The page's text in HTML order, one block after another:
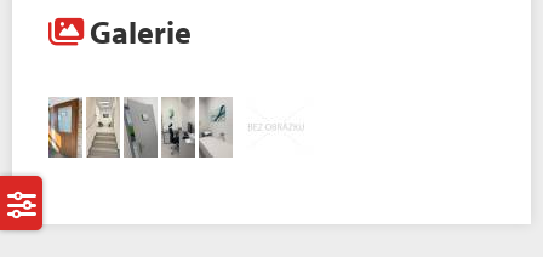
Galerie